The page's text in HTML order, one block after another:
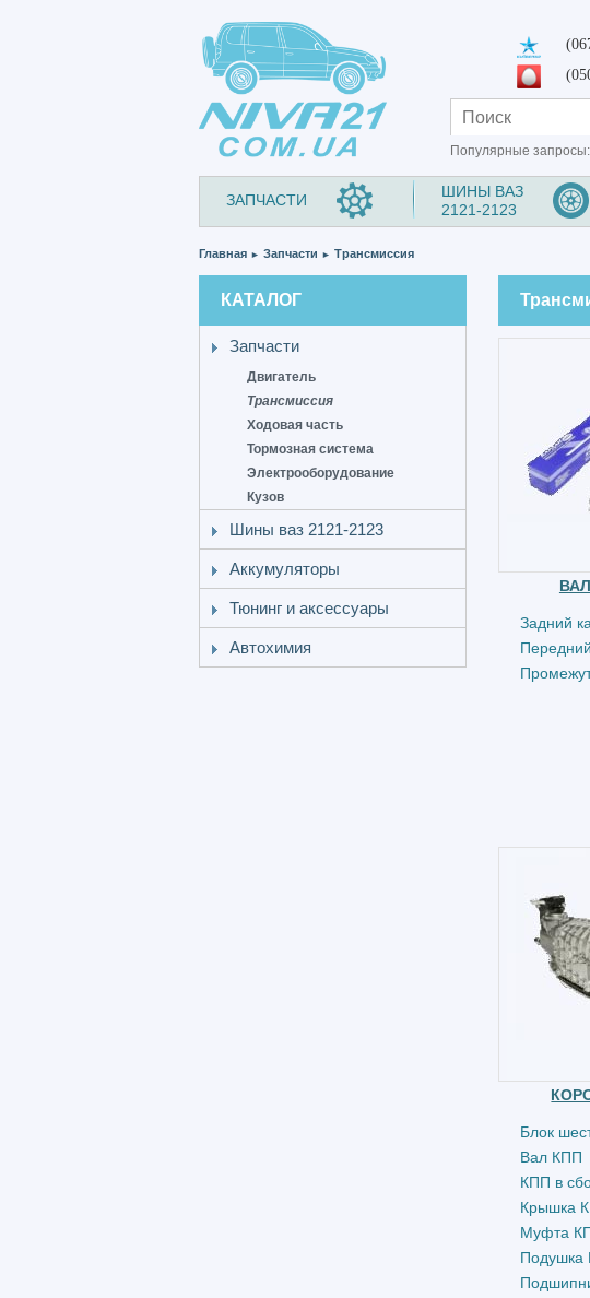
Популярные запросы:
ЗАПЧАСТИ
ШИНЫ ВАЗ
2121-2123
КАТАЛОГ
Запчасти
Двигатель
Трансмиссия
Ходовая часть
Тормозная система
Электрооборудование
Кузов
Шины ваз 2121-2123
Аккумуляторы
Тюнинг и аксессуары
Автохимия
Главная ► Запчасти ► Трансмиссия
Задний
Блок
Вал КПП
КПП в
Крышка
Муфта
Подушка